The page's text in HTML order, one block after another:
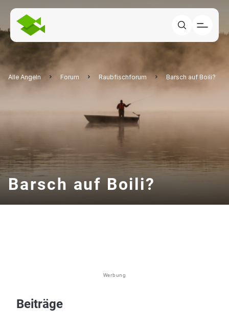
Alle Angeln Forum Raubfischforum Barsch auf Boili?
Barsch auf Boili?
Werbung
Beiträge